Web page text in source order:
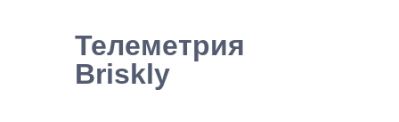
Телеметрия
Briskly